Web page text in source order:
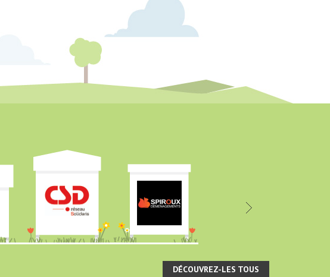
DÉCOUVREZ-LES TOUS